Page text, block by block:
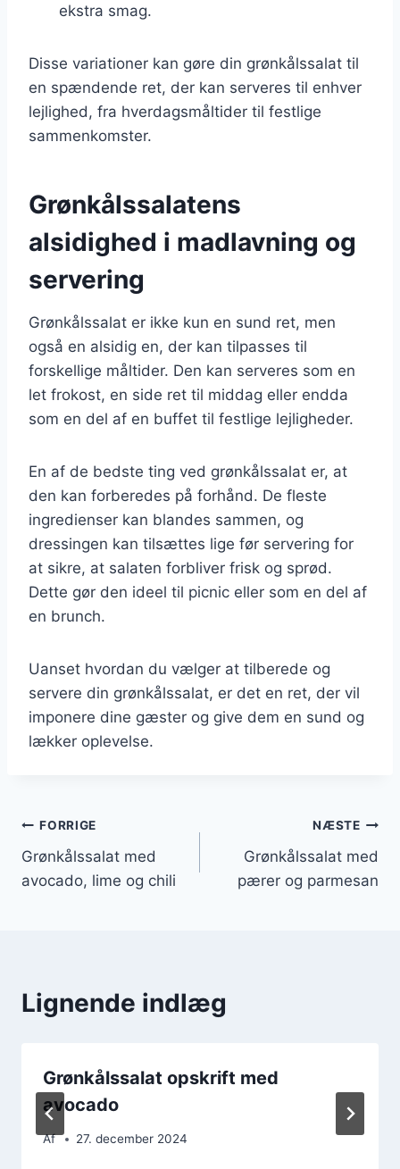
ekstra smag.
Disse variationer kan gøre din grønkålssalat til
en spændende ret, der kan serveres til enhver
lejlighed, fra hverdagsmåltider til festlige
sammenkomster.
Grønkålssalatens
alsidighed i madlavning og
servering
Grønkålssalat er ikke kun en sund ret, men
også en alsidig en, der kan tilpasses til
forskellige måltider. Den kan serveres som en
let frokost, en side ret til middag eller endda
som en del af en buffet til festlige lejligheder.
En af de bedste ting ved grønkålssalat er, at
den kan forberedes på forhånd. De fleste
ingredienser kan blandes sammen, og
dressingen kan tilsættes lige før servering for
at sikre, at salaten forbliver frisk og sprød.
Dette gør den ideel til picnic eller som en del af
en brunch.
Uanset hvordan du vælger at tilberede og
servere din grønkålssalat, er det en ret, der vil
imponere dine gæster og give dem en sund og
lækker oplevelse.
Indlægsnavigation
FORRIGE
Grønkålssalat med
avocado, lime og chili
NÆSTE
Grønkålssalat med
pærer og parmesan
Lignende indlæg
Grønkålssalat opskrift med
avocado
Af 27. december 2024